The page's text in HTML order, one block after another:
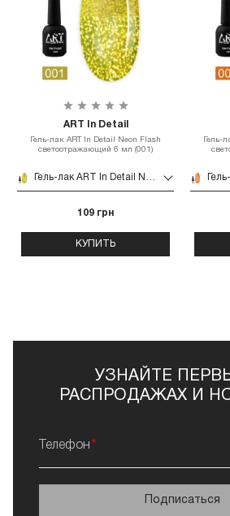
ART In Detail
Гель-лак ART In Detail Neon Flash
светоотражающий 6 мл (001)
Гель-лак ART In Detail Neon Flash светоотражающий 6 мл (001)
109 грн
КУПИТЬ
Гель-
УЗНАЙТЕ
РАСПРОДАЖАХ И
Телефон
Подписаться